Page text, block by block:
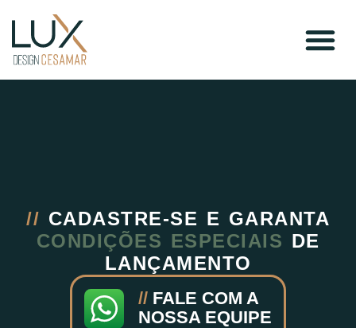
// CADASTRE-SE E GARANTA
CONDIÇÕES ESPECIAIS DE
LANÇAMENTO
// FALE COM A
NOSSA EQUIPE